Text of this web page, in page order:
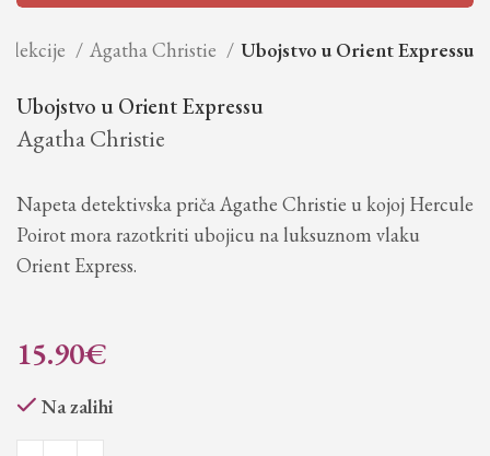
Agatha Christie Ubojstvo u Orient Expressu
Ubojstvo u Orient Expressu
Agatha Christie
Napeta detektivska priča Agathe Christie u kojoj Hercule
Poirot mora razotkriti ubojicu na luksuznom vlaku
Orient Express.
15.90€
Na zalihi